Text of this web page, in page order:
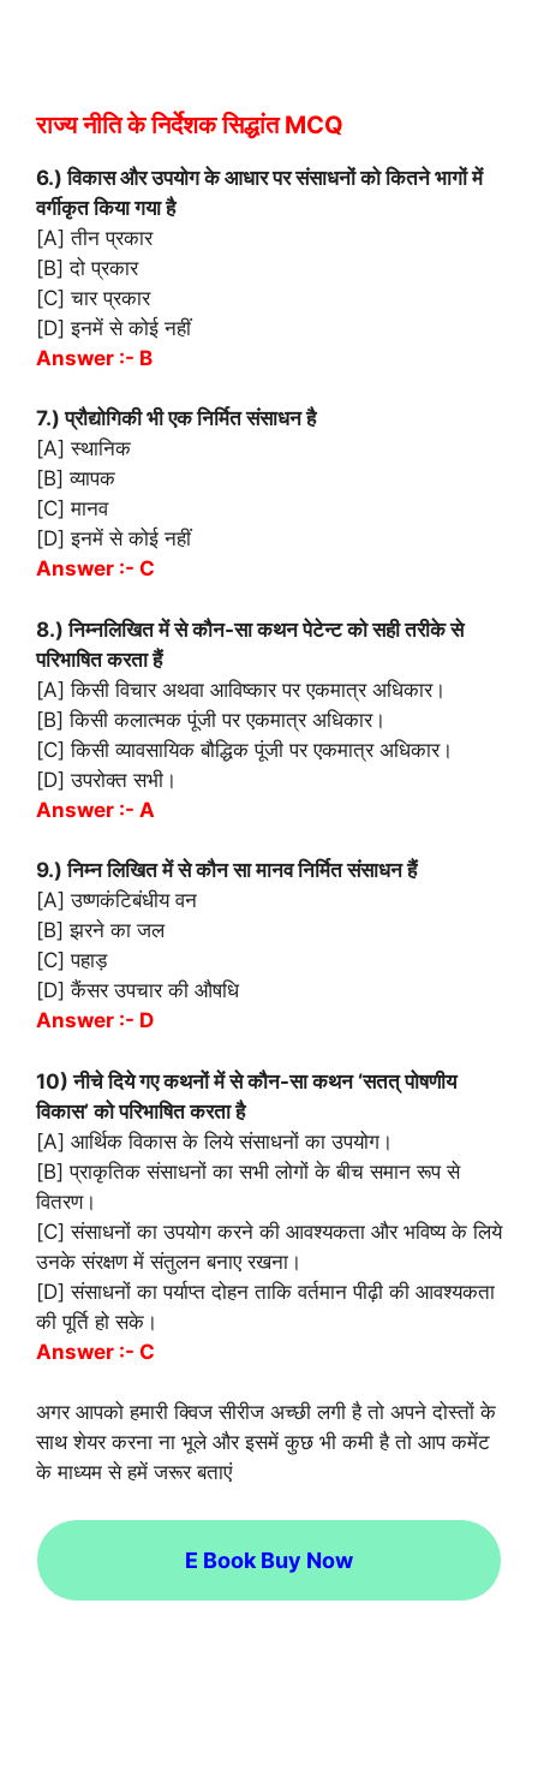
राज्य नीति के निर्देशक सिद्धांत MCQ
6.) विकास और उपयोग के आधार पर संसाधनों को कितने भागों में
वर्गीकृत किया गया है
[A] तीन प्रकार
[B] दो प्रकार
[C] चार प्रकार
[D] इनमें से कोई नहीं
Answer :- B
7.) प्रौद्योगिकी भी एक निर्मित संसाधन है
[A] स्थानिक
[B] व्यापक
[C] मानव
[D] इनमें से कोई नहीं
Answer :- C
8.) निम्नलिखित में से कौन-सा कथन पेटेन्ट को सही तरीके से
परिभाषित करता हैं
[A] किसी विचार अथवा आविष्कार पर एकमात्र अधिकार।
[B] किसी कलात्मक पूंजी पर एकमात्र अधिकार।
[C] किसी व्यावसायिक बौद्धिक पूंजी पर एकमात्र अधिकार।
[D] उपरोक्त सभी।
Answer :- A
9.) निम्न लिखित में से कौन सा मानव निर्मित संसाधन हैं
[A] उष्णकंटिबंधीय वन
[B] झरने‌ का जल
[C] पहाड़
[D] कैंसर उपचार की औषधि
Answer :- D
10) नीचे दिये गए कथनों में से कौन-सा कथन ‘सतत् पोषणीय
विकास’ को परिभाषित करता है
[A] आर्थिक विकास के लिये संसाधनों का उपयोग।
[B] प्राकृतिक संसाधनों का सभी लोगों के बीच समान रूप से
वितरण।
[C] संसाधनों का उपयोग करने की आवश्यकता और भविष्य के लिये
उनके संरक्षण में संतुलन बनाए रखना।
[D] संसाधनों का पर्याप्त दोहन ताकि वर्तमान पीढ़ी की आवश्यकता
की पूर्ति हो सके।
Answer :- C
अगर आपको हमारी क्विज सीरीज अच्छी लगी है तो अपने दोस्तों के
साथ शेयर करना ना भूले और इसमें कुछ भी कमी है तो आप कमेंट
के माध्यम से हमें जरूर बताएं
E Book Buy Now